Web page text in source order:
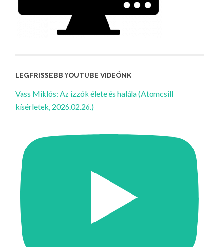
LEGFRISSEBB YOUTUBE VIDEÓNK
Vass Miklós: Az izzók élete és halála (Atomcsill
kísérletek, 2026.02.26.)